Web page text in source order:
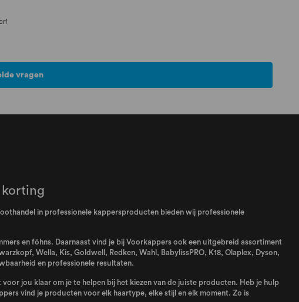
vragen
korting
in professionele kappersproducten bieden wij professionele
en föhns. Daarnaast vind je bij Voorkappers ook een uitgebreid assortiment
, Wella, Kis, Goldwell , Redken, Wahl , BabylissPRO, K18, Olaplex, Dyson,
en professionele resultaten.
jou klaar om je te helpen bij het kiezen van de juiste producten. Heb je hulp
vind je producten voor elk haartype, elke stijl en elk moment. Zo is